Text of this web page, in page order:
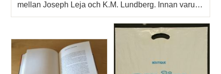
mellan Joseph Leja och K.M. Lundberg. Innan varu…